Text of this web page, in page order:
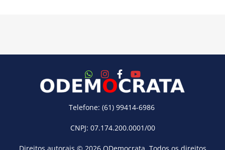
Telefone: (61) 99414-6986
CNPJ: 07.174.200.0001/00